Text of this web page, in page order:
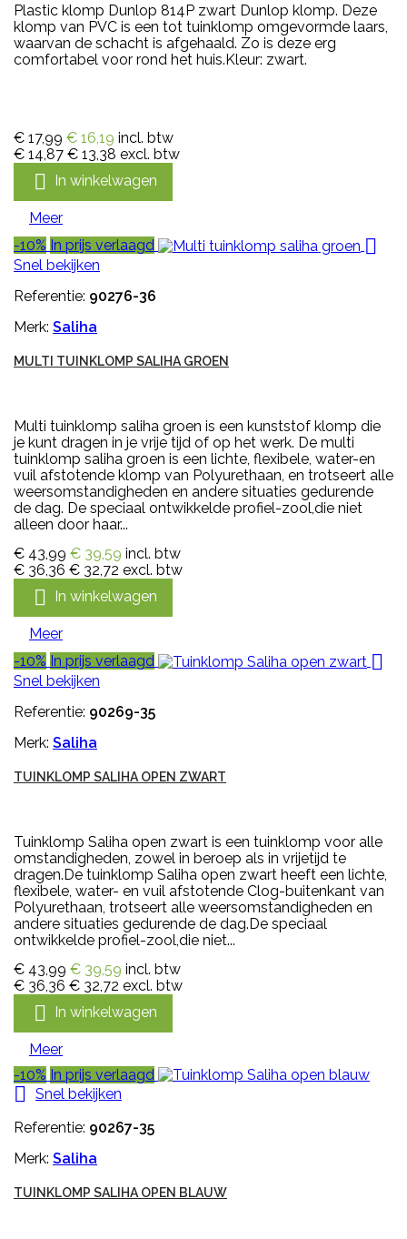
Plastic klomp Dunlop 814P zwart Dunlop klomp. Deze
klomp van PVC is een tot tuinklomp omgevormde laars,
waarvan de schacht is afgehaald. Zo is deze erg
comfortabel voor rond het huis.Kleur: zwart.
€ 17,99 € 16,19 incl. btw
€ 14,87 € 13,38 excl. btw
 In winkelwagen
Meer
-10% In prijs verlaagd 
Snel bekijken
Referentie: 90276-36
Merk: Saliha
MULTI TUINKLOMP SALIHA GROEN
Multi tuinklomp saliha groen is een kunststof klomp die
je kunt dragen in je vrije tijd of op het werk. De multi
tuinklomp saliha groen is een lichte, flexibele, water-en
vuil afstotende klomp van Polyurethaan, en trotseert alle
weersomstandigheden en andere situaties gedurende
de dag. De speciaal ontwikkelde profiel-zool,die niet
alleen door haar...
€ 43,99 € 39,59 incl. btw
€ 36,36 € 32,72 excl. btw
 In winkelwagen
Meer
-10% In prijs verlaagd 
Snel bekijken
Referentie: 90269-35
Merk: Saliha
TUINKLOMP SALIHA OPEN ZWART
Tuinklomp Saliha open zwart is een tuinklomp voor alle
omstandigheden, zowel in beroep als in vrijetijd te
dragen.De tuinklomp Saliha open zwart heeft een lichte,
flexibele, water- en vuil afstotende Clog-buitenkant van
Polyurethaan, trotseert alle weersomstandigheden en
andere situaties gedurende de dag.De speciaal
ontwikkelde profiel-zool,die niet...
€ 43,99 € 39,59 incl. btw
€ 36,36 € 32,72 excl. btw
 In winkelwagen
Meer
-10% In prijs verlaagd

Snel bekijken
Referentie: 90267-35
Merk: Saliha
TUINKLOMP SALIHA OPEN BLAUW